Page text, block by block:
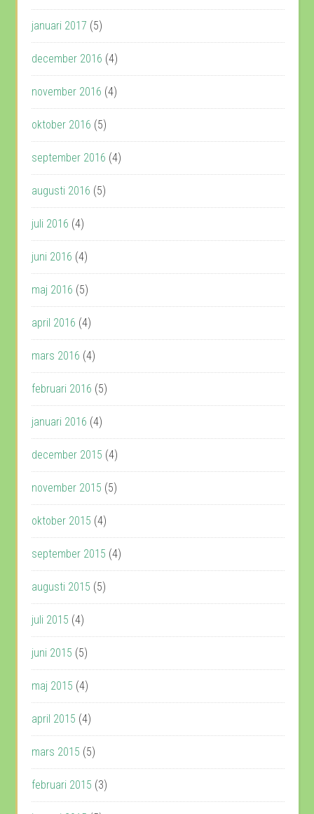
januari 2017 (5)
december 2016 (4)
november 2016 (4)
oktober 2016 (5)
september 2016 (4)
augusti 2016 (5)
juli 2016 (4)
juni 2016 (4)
maj 2016 (5)
april 2016 (4)
mars 2016 (4)
februari 2016 (5)
januari 2016 (4)
december 2015 (4)
november 2015 (5)
oktober 2015 (4)
september 2015 (4)
augusti 2015 (5)
juli 2015 (4)
juni 2015 (5)
maj 2015 (4)
april 2015 (4)
mars 2015 (5)
februari 2015 (3)